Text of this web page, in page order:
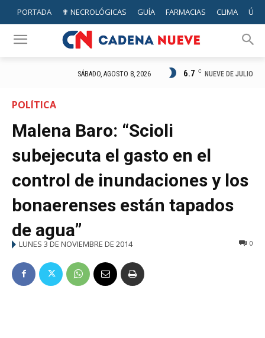
PORTADA ✟ NECROLÓGICAS GUÍA FARMACIAS CLIMA
SÁBADO, AGOSTO 8, 2026 6.7 C NUEVE DE JULIO
POLÍTICA
Malena Baro: “Scioli
subejecuta el gasto en el
control de inundaciones y los
bonaerenses están tapados
de agua”
LUNES 3 DE NOVIEMBRE DE 2014 0